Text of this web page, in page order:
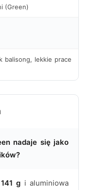
(Green)
balisong, lekkie prace
nadaje się jako
141 g i aluminiowa